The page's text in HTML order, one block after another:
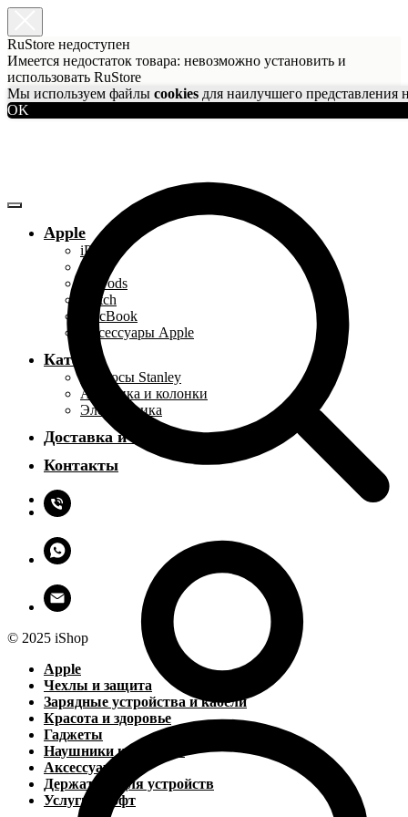
RuStore недоступен
Имеется недостаток товара: невозможно установить и
использовать RuStore
Мы используем файлы cookies для наилучшего представления
OK
Apple
iPhone
iPad
AirPods
Watch
MacBook
Аксессуары Apple
Каталог
Термосы Stanley
Акустика и колонки
Электроника
Доставка и оплата
Контакты
© 2025 iShop
Apple
Чехлы и защита
Зарядные устройства и кабели
Красота и здоровье
Гаджеты
Наушники и колонки
Аксессуары
Держатели для устройств
Услуги и софт